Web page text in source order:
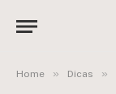
Home » Dicas »